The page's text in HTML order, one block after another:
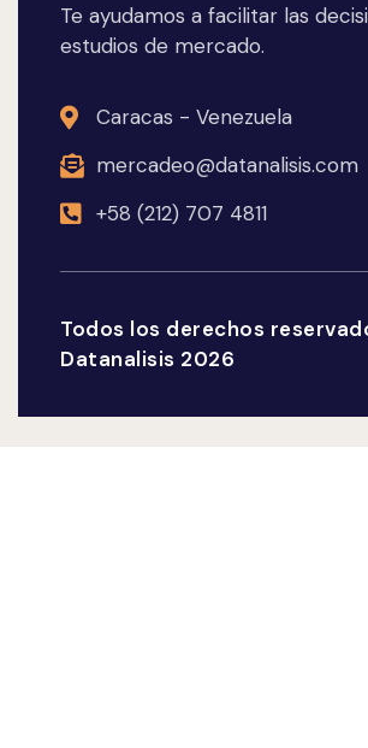
Te ayudamos a facilitar las
estudios de mercado.
Caracas - Venezuela
mercadeo@datanalisis.com
+58 (212) 707 4811
Todos los derechos
Datanalisis 2026